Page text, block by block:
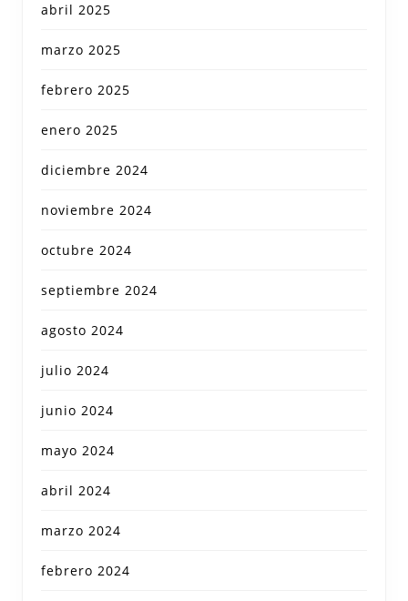
abril 2025
marzo 2025
febrero 2025
enero 2025
diciembre 2024
noviembre 2024
octubre 2024
septiembre 2024
agosto 2024
julio 2024
junio 2024
mayo 2024
abril 2024
marzo 2024
febrero 2024